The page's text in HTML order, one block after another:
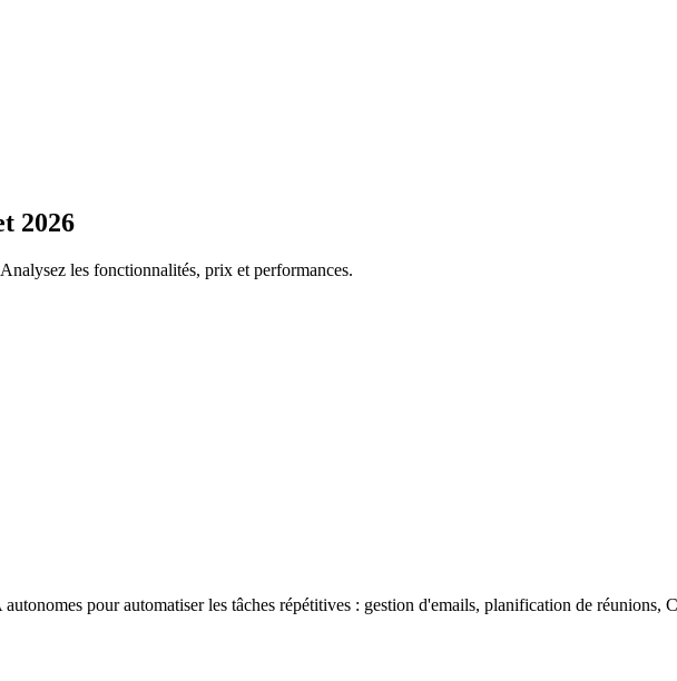
2026
les fonctionnalités, prix et performances.
pour automatiser les tâches répétitives : gestion d'emails, planification de réunions,